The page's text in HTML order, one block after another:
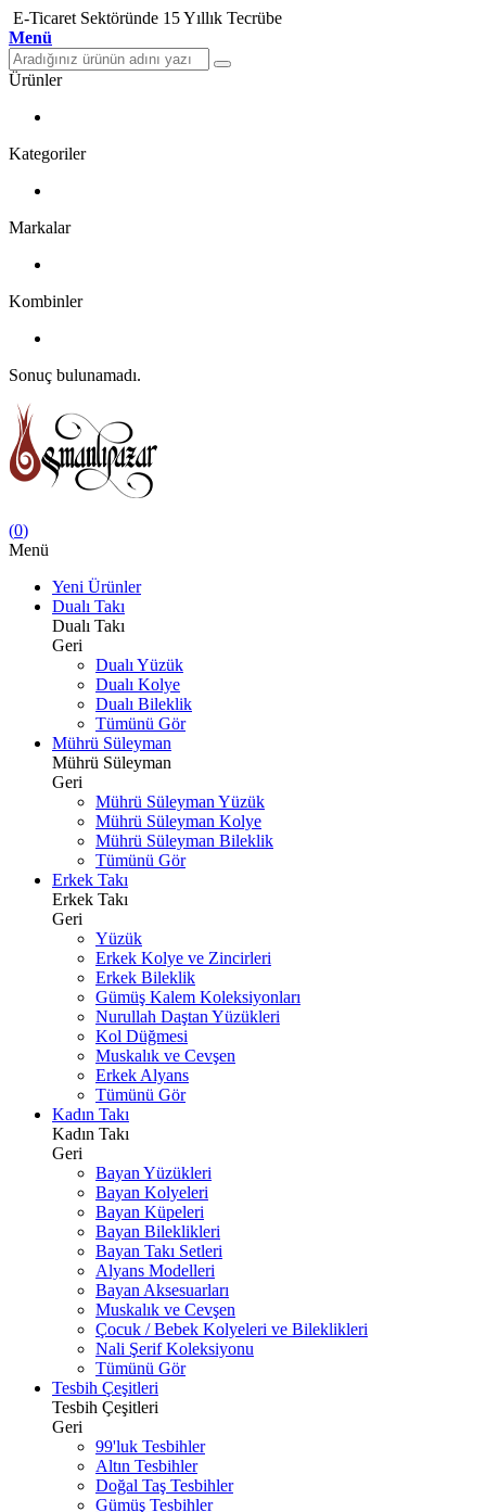
E-Ticaret Sektöründe 15 Yıllık Tecrübe
Menü
Ürünler
Kategoriler
Markalar
Kombinler
Sonuç bulunamadı.
(0)
Menü
Yeni Ürünler
Dualı Takı
Dualı Takı
Geri
Dualı Yüzük
Dualı Kolye
Dualı Bileklik
Tümünü Gör
Mührü Süleyman
Mührü Süleyman
Geri
Mührü Süleyman Yüzük
Mührü Süleyman Kolye
Mührü Süleyman Bileklik
Tümünü Gör
Erkek Takı
Erkek Takı
Geri
Yüzük
Erkek Kolye ve Zincirleri
Erkek Bileklik
Gümüş Kalem Koleksiyonları
Nurullah Daştan Yüzükleri
Kol Düğmesi
Muskalık ve Cevşen
Erkek Alyans
Tümünü Gör
Kadın Takı
Kadın Takı
Geri
Bayan Yüzükleri
Bayan Kolyeleri
Bayan Küpeleri
Bayan Bileklikleri
Bayan Takı Setleri
Alyans Modelleri
Bayan Aksesuarları
Muskalık ve Cevşen
Çocuk / Bebek Kolyeleri ve Bileklikleri
Nali Şerif Koleksiyonu
Tümünü Gör
Tesbih Çeşitleri
Tesbih Çeşitleri
Geri
99'luk Tesbihler
Altın Tesbihler
Doğal Taş Tesbihler
Gümüş Tesbihler